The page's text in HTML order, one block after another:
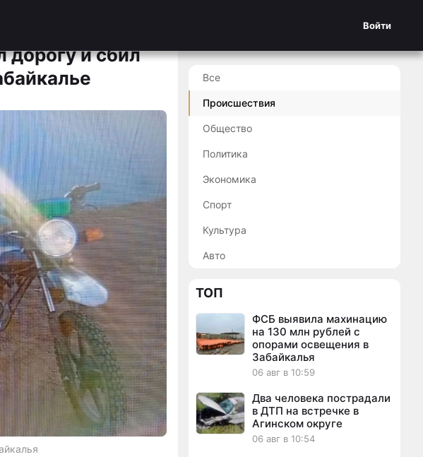
Войти
дорогу и сбил
Все
Происшествия
Общество
Политика
Экономика
Спорт
Культура
Авто
ТОП
ФСБ выявила махинацию
на 130 млн рублей с
опорами освещения в
Забайкалья
06 авг в 10:59
Два человека пострадали
в ДТП на встречке в
Агинском округе
06 авг в 10:54